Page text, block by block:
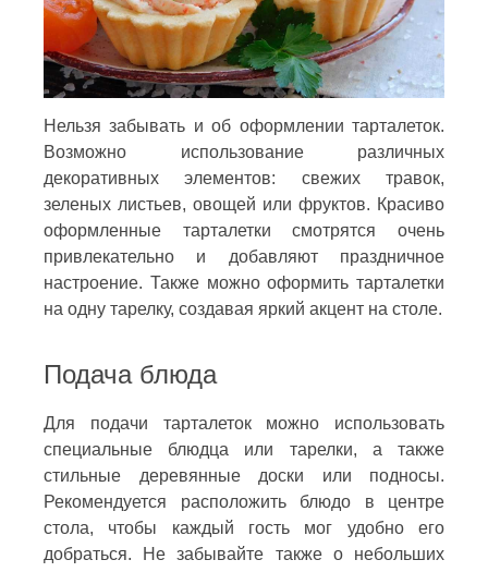
Нельзя забывать и об оформлении тарталеток.
Возможно использование различных
декоративных элементов: свежих травок,
зеленых листьев, овощей или фруктов. Красиво
оформленные тарталетки смотрятся очень
привлекательно и добавляют праздничное
настроение. Также можно оформить тарталетки
на одну тарелку, создавая яркий акцент на столе.
Подача блюда
Для подачи тарталеток можно использовать
специальные блюдца или тарелки, а также
стильные деревянные доски или подносы.
Рекомендуется расположить блюдо в центре
стола, чтобы каждый гость мог удобно его
добраться. Не забывайте также о небольших